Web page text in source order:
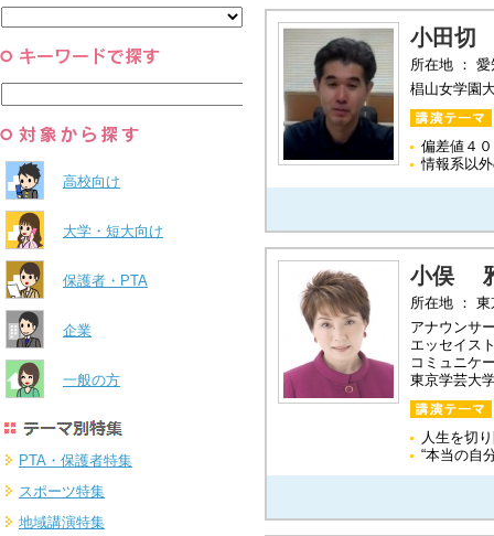
高校向け
大学・短大向け
保護者・PTA
企業
一般の方
PTA・保護者特集
スポーツ特集
地域講演特集
小田切
所在地 ：
椙山女学園
偏差値４
情報系以
小俣
所在地 ：
アナウンサ
エッセイス
コミュニケ
東京学芸大
人生を切
“本当の自